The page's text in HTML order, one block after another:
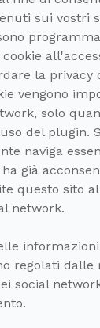
sui vostri
la privacy
vengono
solo
del plugin.
naviga
già
questo sito
network.
regolati dalle
social